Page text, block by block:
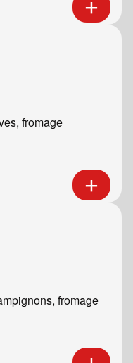
fromage
fromage